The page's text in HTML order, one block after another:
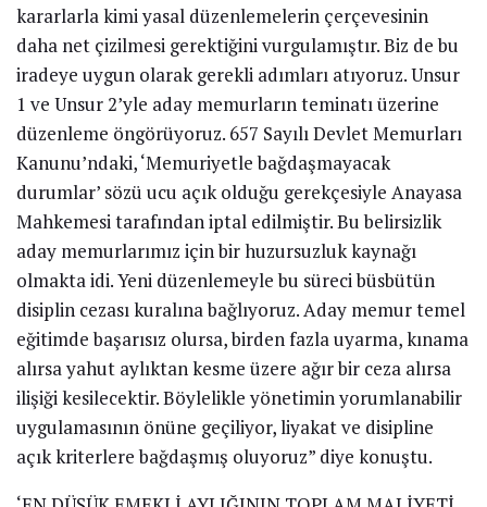
kararlarla kimi yasal düzenlemelerin çerçevesinin
daha net çizilmesi gerektiğini vurgulamıştır. Biz de bu
iradeye uygun olarak gerekli adımları atıyoruz. Unsur
1 ve Unsur 2’yle aday memurların teminatı üzerine
düzenleme öngörüyoruz. 657 Sayılı Devlet Memurları
Kanunu’ndaki, ‘Memuriyetle bağdaşmayacak
durumlar’ sözü ucu açık olduğu gerekçesiyle Anayasa
Mahkemesi tarafından iptal edilmiştir. Bu belirsizlik
aday memurlarımız için bir huzursuzluk kaynağı
olmakta idi. Yeni düzenlemeyle bu süreci büsbütün
disiplin cezası kuralına bağlıyoruz. Aday memur temel
eğitimde başarısız olursa, birden fazla uyarma, kınama
alırsa yahut aylıktan kesme üzere ağır bir ceza alırsa
ilişiği kesilecektir. Böylelikle yönetimin yorumlanabilir
uygulamasının önüne geçiliyor, liyakat ve disipline
açık kriterlere bağdaşmış oluyoruz” diye konuştu.